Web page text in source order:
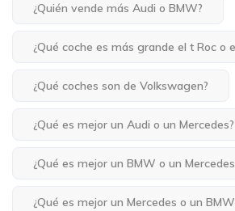
¿Quién vende más Audi o BMW?
¿Qué coche es más grande el t Roc o
¿Qué coches son de Volkswagen?
¿Qué es mejor un Audi o un Mercedes?
¿Qué es mejor un BMW o un
¿Qué es mejor un Mercedes o un